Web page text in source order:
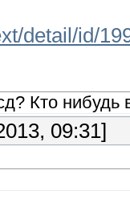
detail/id/
Кто нибудь
09:31]